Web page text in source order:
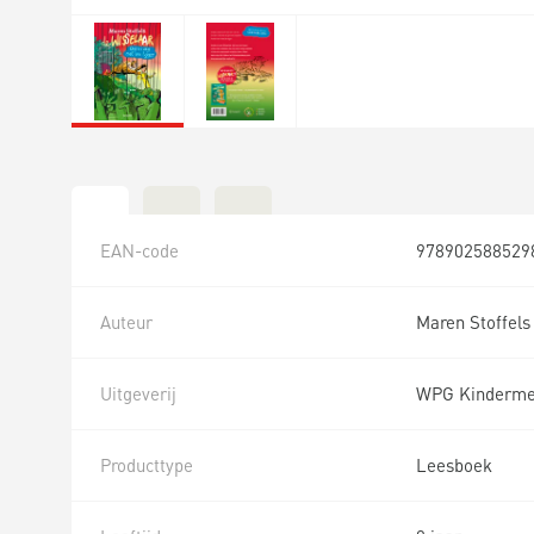
EAN-code
Auteur Maren Stoffels
Uitgeverij WPG
Producttype Leesboek